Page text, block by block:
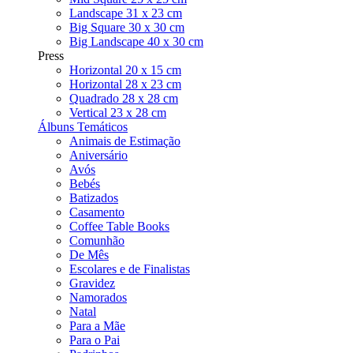
Landscape 31 x 23 cm
Big Square 30 x 30 cm
Big Landscape 40 x 30 cm
Press
Horizontal 20 x 15 cm
Horizontal 28 x 23 cm
Quadrado 28 x 28 cm
Vertical 23 x 28 cm
Álbuns Temáticos
Animais de Estimação
Aniversário
Avós
Bebés
Batizados
Casamento
Coffee Table Books
Comunhão
De Mês
Escolares e de Finalistas
Gravidez
Namorados
Natal
Para a Mãe
Para o Pai